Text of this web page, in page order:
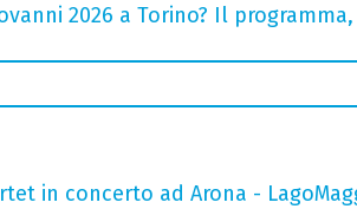
2026 a Torino? Il
in concerto ad Arona -